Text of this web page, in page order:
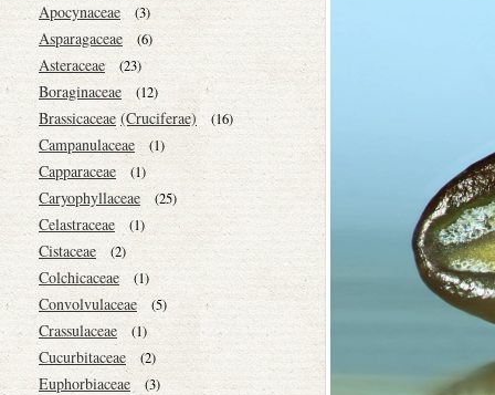
Apocynaceae (3)
Asparagaceae (6)
Asteraceae (23)
Boraginaceae (12)
Brassicaceae (Cruciferae) (16)
Campanulaceae (1)
Capparaceae (1)
Caryophyllaceae (25)
Celastraceae (1)
Cistaceae (2)
Colchicaceae (1)
Convolvulaceae (5)
Crassulaceae (1)
Cucurbitaceae (2)
Euphorbiaceae (3)